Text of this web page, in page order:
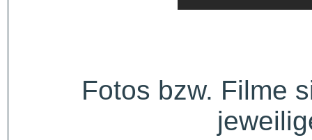
Fotos bzw. Filme